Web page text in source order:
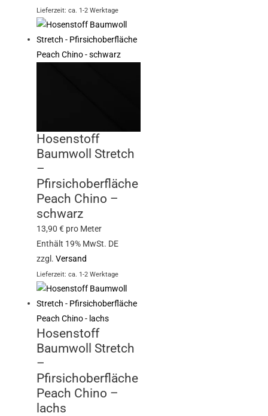
Lieferzeit: ca. 1-2 Werktage
Hosenstoff
Baumwoll Stretch
–
Pfirsichoberfläche
Peach Chino –
schwarz
13,90€ pro Meter
Enthält 19% MwSt. DE
zzgl.Versand
Lieferzeit: ca. 1-2 Werktage
Hosenstoff
Baumwoll Stretch
–
Pfirsichoberfläche
Peach Chino –
lachs